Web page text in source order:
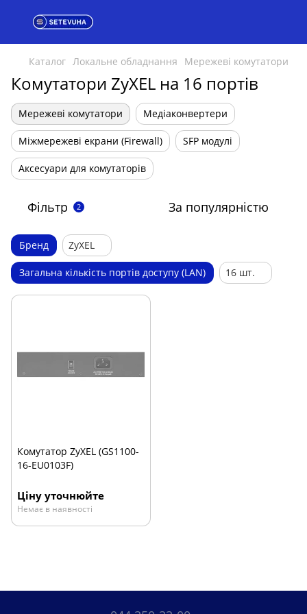
Каталог Локальне обладнання Мережеві комутатори
Комутатори ZyXEL на 16 портів
Мережеві комутатори Медіаконвертери
Міжмережеві екрани (Firewall) SFP модулі
Аксесуари для комутаторів
Фільтр 2 За популярністю
Бренд ZyXEL
Загальна кількість портів доступу (LAN) 16 шт.
Комутатор ZyXEL (GS1100-
16-EU0103F)
Ціну уточнюйте
Немає в наявності